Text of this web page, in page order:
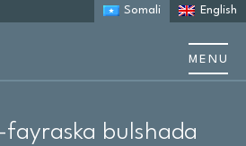
Somali English
MENU
bulshada